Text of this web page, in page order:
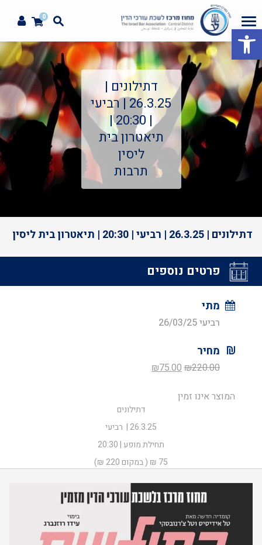
פתח סרגל נגישות
0
דתילונים |
26.3.25 | רביעי
| 20:30 |
תיאטרון בית
ליסין
תרבות
דתילונים | 26.3.25 | רביעי | 20:30 | תיאטרון בית ליסין
פרטים נוספים
מתי
רביעי 26/03/25
מחיר
₪220.00
המחיר
היה:
₪75.00
₪75.00.
המוצר אינו זמין
דתילונים
26.3.25 | רביעי
תחילת מופע | 20:30
75 ₪ ( במקום 220 ₪)